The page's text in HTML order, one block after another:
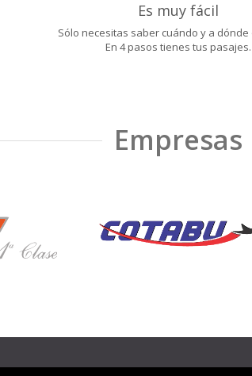
Es muy fácil
Sólo necesitas saber cuándo y a dónde
En 4 pasos tienes tus pasajes.
Empresas